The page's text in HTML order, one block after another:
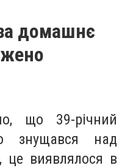
домашнє
що 39-річний
знущався над
це виявлялося в